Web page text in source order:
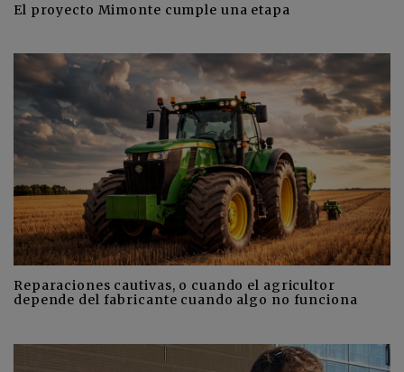
El proyecto Mimonte cumple una etapa
Reparaciones cautivas, o cuando el agricultor
depende del fabricante cuando algo no funciona